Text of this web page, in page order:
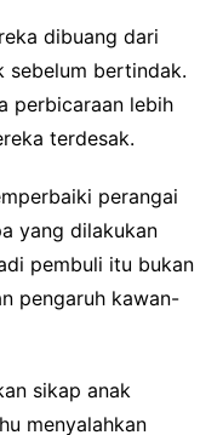
dibuang dari
sebelum bertindak.
perbicaraan lebih
terdesak.
perangai
yang dilakukan
pembuli itu bukan
pengaruh kawan-
sikap anak
menyalahkan